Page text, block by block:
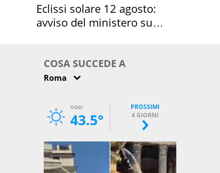
Eclissi solare 12 agosto:
avviso del ministero su